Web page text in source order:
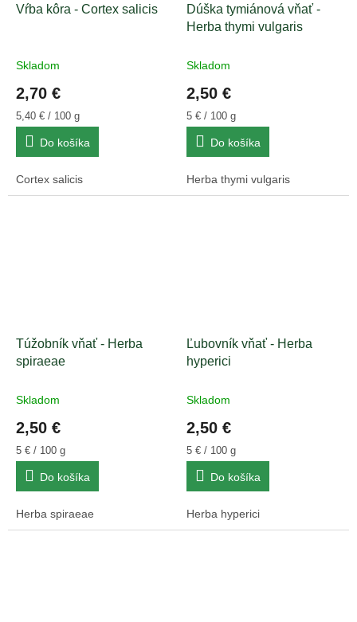
Vŕba kôra - Cortex salicis
Skladom
2,70 €
Jednotková
cena:
5,40 € / 100 g
Do košíka
Cortex salicis
Dúška tymiánová vňať -
Herba thymi vulgaris
Skladom
2,50 €
Jednotková
cena:
5 € / 100 g
Do košíka
Herba thymi vulgaris
Túžobník vňať - Herba
spiraeae
Skladom
2,50 €
Jednotková
cena:
5 € / 100 g
Do košíka
Herba spiraeae
Ľubovník vňať - Herba
hyperici
Skladom
2,50 €
Jednotková
cena:
5 € / 100 g
Do košíka
Herba hyperici